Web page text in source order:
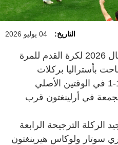
التاريخ: 04 يوليو 2026
بلغت مصر ثمن نهائي مونديال 2026 لكرة القدم للمرة
بأستراليا بركلات
الترجيح 4-2 عقب تعادلهما 1-1 في الوقتين الأصلي
ضمن دور الـ32 الجمعة في أرلينغتون قرب
الترجيحة الرابعة
سوتار ولوكاس هيرينغتون